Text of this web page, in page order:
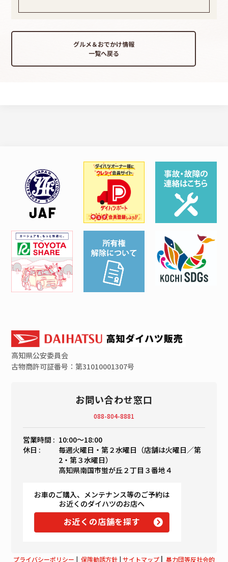
グルメ＆おでかけ情報
一覧へ戻る
高知県公安委員会
古物商許可証番号：第31010001307号
お問い合わせ窓口
088-804-8881
営業時間 : 10:00〜18:00
休日 :
毎週火曜日・第２水曜日（店舗は火曜日／第
2・第３水曜日）
高知県南国市蛍が丘２丁目３番地４
お車のご購入、メンテナンス等のご予約は
お近くのダイハツのお店へ
お近くの店舗を探す
プライバシーポリシー | 保険勧誘方針 |サイトマップ | 暴力団等反社会的